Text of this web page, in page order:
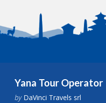
Yana Tour Operator
byDaVinci Travels srl